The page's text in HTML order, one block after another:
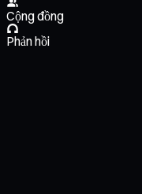
Cộng đồng
Phản hồi